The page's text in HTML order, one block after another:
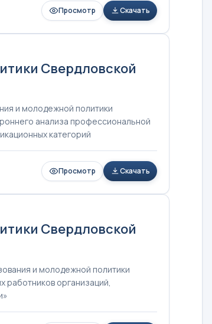
Просмотр Скачать
Свердловской
и молодежной политики
анализа профессиональной
категорий
Просмотр Скачать
Свердловской
и молодежной политики
работников организаций,